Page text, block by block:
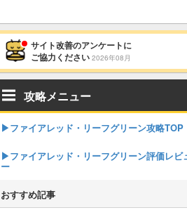
サイト改善のアンケートに
ご協力ください 2026年08月
攻略メニュー
▶︎ファイアレッド・リーフグリーン攻略TOP
▶︎ファイアレッド・リーフグリーン評価レビ
ー
おすすめ記事